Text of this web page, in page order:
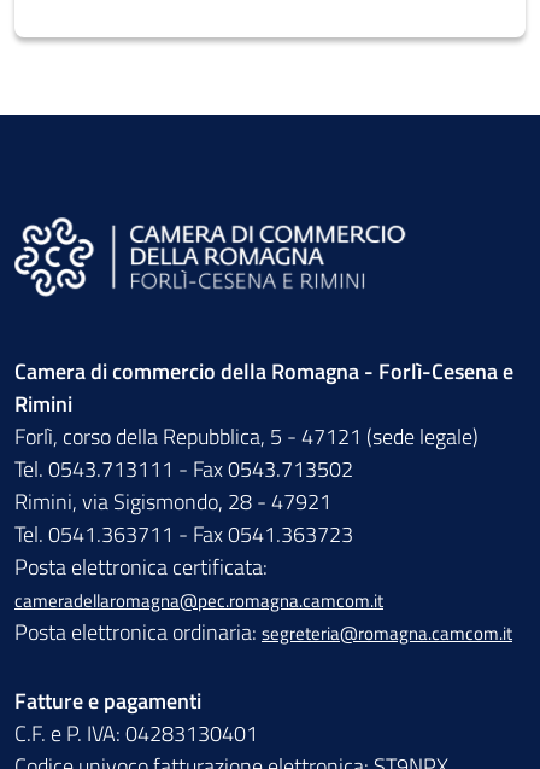
Camera di commercio della Romagna - Forlì-Cesena e
Rimini
Forlì, corso della Repubblica, 5 - 47121 (sede legale)
Tel. 0543.713111 - Fax 0543.713502
Rimini, via Sigismondo, 28 - 47921
Tel. 0541.363711 - Fax 0541.363723
Posta elettronica certificata:
cameradellaromagna@pec.romagna.camcom.it
Posta elettronica ordinaria: segreteria@romagna.camcom.it
Fatture e pagamenti
C.F. e P. IVA: 04283130401